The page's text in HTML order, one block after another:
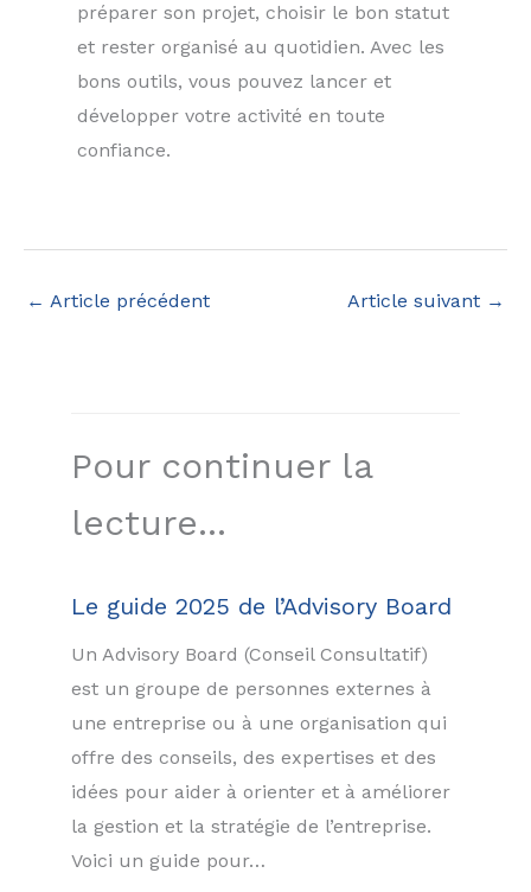
préparer son projet, choisir le bon statut
et rester organisé au quotidien. Avec les
bons outils, vous pouvez lancer et
développer votre activité en toute
confiance.
← Article précédent Article suivant →
Pour continuer la
lecture...
Le guide 2025 de l’Advisory Board
Un Advisory Board (Conseil Consultatif)
est un groupe de personnes externes à
une entreprise ou à une organisation qui
offre des conseils, des expertises et des
idées pour aider à orienter et à améliorer
la gestion et la stratégie de l’entreprise.
Voici un guide pour…